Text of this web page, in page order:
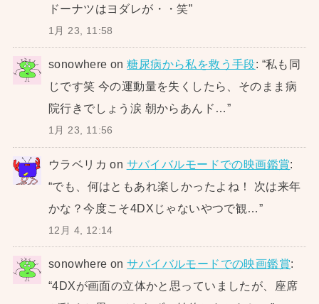
ドーナツはヨダレが・・笑”
1月 23, 11:58
sonowhere on糖尿病から私を救う手段: “私も同
じです笑 今の運動量を失くしたら、そのまま病
院行きでしょう涙 朝からあんド…”
1月 23, 11:56
ウラベリカ on サバイバルモードでの映画鑑賞:
“でも、何はともあれ楽しかったよね！ 次は来年
かな？今度こそ4DXじゃないやつで観…”
12月 4, 12:14
sonowhere onサバイバルモードでの映画鑑賞:
“4DXが画面の立体かと思っていましたが、座席